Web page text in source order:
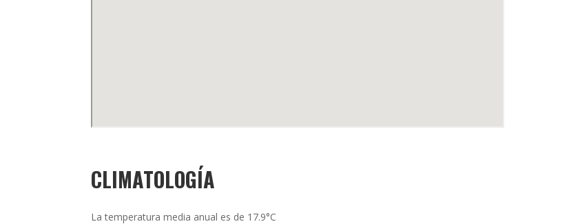
CLIMATOLOGÍA
La temperatura media anual es de 17.9°C